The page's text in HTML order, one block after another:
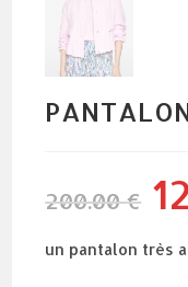
200.00€
le
prix
initial
un pantalon très